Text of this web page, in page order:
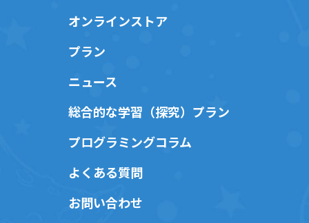
オンラインストア
プラン
ニュース
総合的な学習（探究）プラン
プログラミングコラム
よくある質問
お問い合わせ